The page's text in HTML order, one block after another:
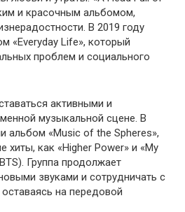
и красочным альбомом,
В 2019 году
«Everyday Life», который
проблем и социального
активными и
музыкальной сцене. В
альбом «Music of the Spheres»,
хиты, как «Higher Power» и «My
Группа продолжает
звуками и сотрудничать с
на передовой